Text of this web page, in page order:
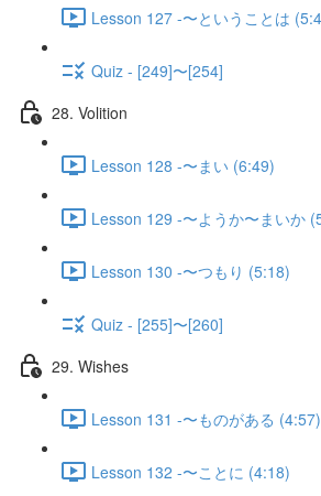
Lesson 127 -〜ということは
Quiz - [249]〜[254]
28. Volition
Lesson 128 -〜まい (6:49)
Lesson 129 -〜ようか〜まいか
Lesson 130 -〜つもり (5:18)
Quiz - [255]〜[260]
29. Wishes
Lesson 131 -〜ものがある (4:57)
Lesson 132 -〜ことに (4:18)